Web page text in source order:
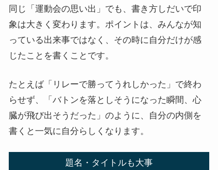
同じ「運動会の思い出」でも、書き方しだいで印
象は大きく変わります。ポイントは、みんなが知
っている出来事ではなく、その時に自分だけが感
じたことを書くことです。
たとえば「リレーで勝ってうれしかった」で終わ
らせず、「バトンを落としそうになった瞬間、心
臓が飛び出そうだった」のように、自分の内側を
書くと一気に自分らしくなります。
題名・タイトルも大事